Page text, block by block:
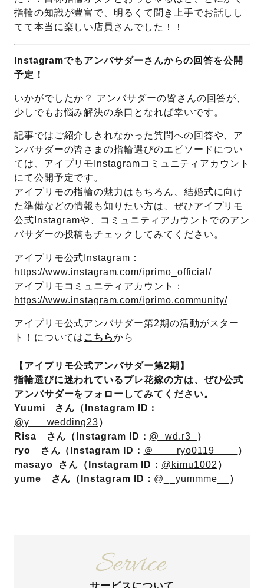
指輪の知識が豊富で、明るくて聞き上手でお話しし
てて本当に楽しい店員さんでした！！
Instagramでもアンバサダーさんからの回答を公開
予定！
いかがでしたか？ アンバサダーの皆さんの回答が、
少しでもお悩み解決の糸口となれば幸いです。
記事ではご紹介しきれなかった質問への回答や、ア
ンバサダーの皆さまの指輪選びのエピソードについ
ては、アイプリモInstagramコミュニティアカウント
にて公開予定です。
アイプリモの指輪の魅力はもちろん、結婚式に向け
た準備などの情報も知りたい方は、ぜひアイプリモ
公式Instagramや、コミュニティアカウントでのアン
バサダーの投稿もチェックしてみてください。
アイプリモ公式Instagram：
https://www.instagram.com/iprimo_official/
アイプリモコミュニティアカウント：
https://www.instagram.com/iprimo.community/
アイプリモ公式アンバサダー第2期の活動がスター
ト！については こちらから
【アイプリモ公式アンバサダー第2期】
指輪選びに迷われているプレ花嫁の方は、ぜひ公式
アンバサダーをフォローしてみてください。
Yuumi さん（Instagram ID：
@y___wedding23）
Risa さん（Instagram ID： @_wd.r3_
）
ryo さん（Instagram ID： ＠____ryo0119____ ）
masayo さん（Instagram ID： @kimu1002 ）
yume さん（Instagram ID： @__yummme__ ）
サービスについて